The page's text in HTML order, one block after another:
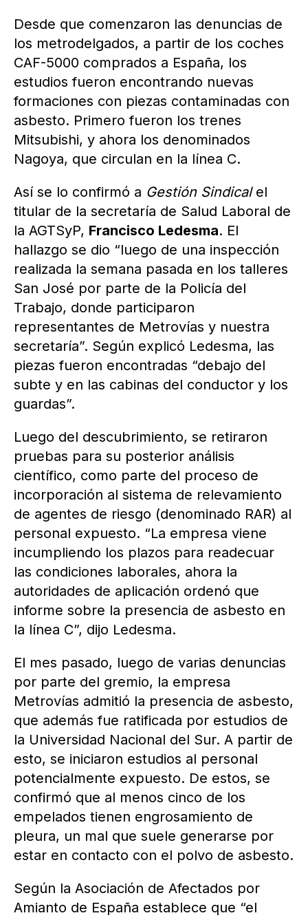
Desde que comenzaron las denuncias de
los metrodelgados, a partir de los coches
CAF-5000 comprados a España, los
estudios fueron encontrando nuevas
formaciones con piezas contaminadas con
asbesto. Primero fueron los trenes
Mitsubishi, y ahora los denominados
Nagoya, que circulan en la línea C.
Así se lo confirmó a Gestión Sindicalel
titular de la secretaría de Salud Laboral de
la AGTSyP, Francisco Ledesma. El
hallazgo se dio “luego de una inspección
realizada la semana pasada en los talleres
San José por parte de la Policía del
Trabajo, donde participaron
representantes de Metrovías y nuestra
secretaría”. Según explicó Ledesma, las
piezas fueron encontradas “debajo del
subte y en las cabinas del conductor y los
guardas”.
Luego del descubrimiento, se retiraron
pruebas para su posterior análisis
científico, como parte del proceso de
incorporación al sistema de relevamiento
de agentes de riesgo (denominado RAR) al
personal expuesto. “La empresa viene
incumpliendo los plazos para readecuar
las condiciones laborales, ahora la
autoridades de aplicación ordenó que
informe sobre la presencia de asbesto en
la línea C”, dijo Ledesma.
El mes pasado, luego de varias denuncias
por parte del gremio, la empresa
Metrovías admitió la presencia de asbesto,
que además fue ratificada por estudios de
la Universidad Nacional del Sur. A partir de
esto, se iniciaron estudios al personal
potencialmente expuesto. De estos, se
confirmó que al menos cinco de los
empelados tienen engrosamiento de
pleura, un mal que suele generarse por
estar en contacto con el polvo de asbesto.
Según la Asociación de Afectados por
Amianto de España establece que “el